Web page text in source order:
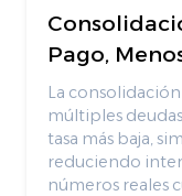
Pago,
La
múltiples
tasa más baja,
reduciendo
números reales